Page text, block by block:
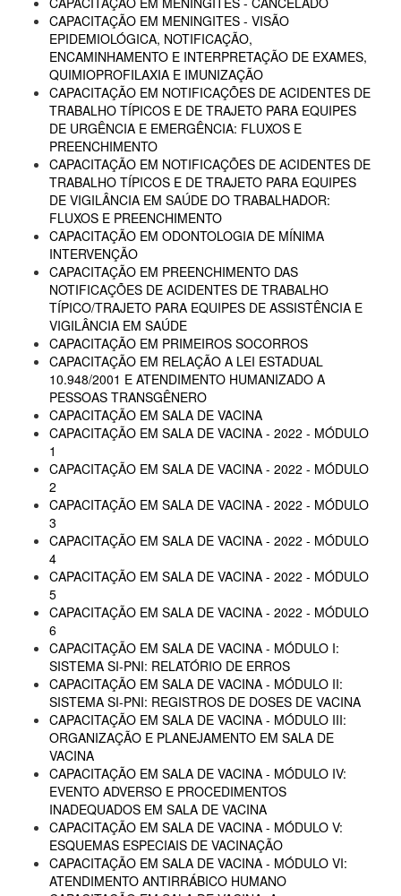
CAPACITAÇÃO EM MENINGITES - VISÃO
EPIDEMIOLÓGICA, NOTIFICAÇÃO,
ENCAMINHAMENTO E INTERPRETAÇÃO DE EXAMES,
QUIMIOPROFILAXIA E IMUNIZAÇÃO
CAPACITAÇÃO EM NOTIFICAÇÕES DE ACIDENTES DE
TRABALHO TÍPICOS E DE TRAJETO PARA EQUIPES
DE URGÊNCIA E EMERGÊNCIA: FLUXOS E
PREENCHIMENTO
CAPACITAÇÃO EM NOTIFICAÇÕES DE ACIDENTES DE
TRABALHO TÍPICOS E DE TRAJETO PARA EQUIPES
DE VIGILÂNCIA EM SAÚDE DO TRABALHADOR:
FLUXOS E PREENCHIMENTO
CAPACITAÇÃO EM ODONTOLOGIA DE MÍNIMA
INTERVENÇÃO
CAPACITAÇÃO EM PREENCHIMENTO DAS
NOTIFICAÇÕES DE ACIDENTES DE TRABALHO
TÍPICO/TRAJETO PARA EQUIPES DE ASSISTÊNCIA E
VIGILÂNCIA EM SAÚDE
CAPACITAÇÃO EM PRIMEIROS SOCORROS
CAPACITAÇÃO EM RELAÇÃO A LEI ESTADUAL
10.948/2001 E ATENDIMENTO HUMANIZADO A
PESSOAS TRANSGÊNERO
CAPACITAÇÃO EM SALA DE VACINA
CAPACITAÇÃO EM SALA DE VACINA - 2022 - MÓDULO
1
CAPACITAÇÃO EM SALA DE VACINA - 2022 - MÓDULO
2
CAPACITAÇÃO EM SALA DE VACINA - 2022 - MÓDULO
3
CAPACITAÇÃO EM SALA DE VACINA - 2022 - MÓDULO
4
CAPACITAÇÃO EM SALA DE VACINA - 2022 - MÓDULO
5
CAPACITAÇÃO EM SALA DE VACINA - 2022 - MÓDULO
6
CAPACITAÇÃO EM SALA DE VACINA - MÓDULO I:
SISTEMA SI-PNI: RELATÓRIO DE ERROS
CAPACITAÇÃO EM SALA DE VACINA - MÓDULO II:
SISTEMA SI-PNI: REGISTROS DE DOSES DE VACINA
CAPACITAÇÃO EM SALA DE VACINA - MÓDULO III:
ORGANIZAÇÃO E PLANEJAMENTO EM SALA DE
VACINA
CAPACITAÇÃO EM SALA DE VACINA - MÓDULO IV:
EVENTO ADVERSO E PROCEDIMENTOS
INADEQUADOS EM SALA DE VACINA
CAPACITAÇÃO EM SALA DE VACINA - MÓDULO V:
ESQUEMAS ESPECIAIS DE VACINAÇÃO
CAPACITAÇÃO EM SALA DE VACINA - MÓDULO VI:
ATENDIMENTO ANTIRRÁBICO HUMANO